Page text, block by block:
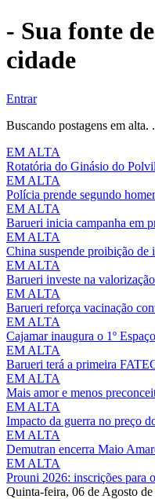
- Sua fonte
cidade
Entrar
Buscando postagens em alta.
EM ALTA
Rotatória do Ginásio do
EM ALTA
Polícia prende segundo
EM ALTA
Barueri inicia campanha em
EM ALTA
China suspende proibição de
EM ALTA
Barueri investe na
EM ALTA
Barueri reforça vacinação
EM ALTA
Cajamar inaugura o 1º
EM ALTA
Barueri terá a primeira
EM ALTA
Mais amor e menos
EM ALTA
Impacto da guerra no preço
EM ALTA
Demutran encerra Maio
EM ALTA
Prouni 2026: inscrições para
Quinta-feira, 06 de Agosto